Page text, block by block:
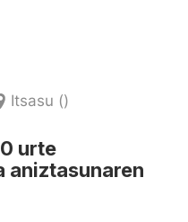
Itsasu ()
urte
aniztasunaren